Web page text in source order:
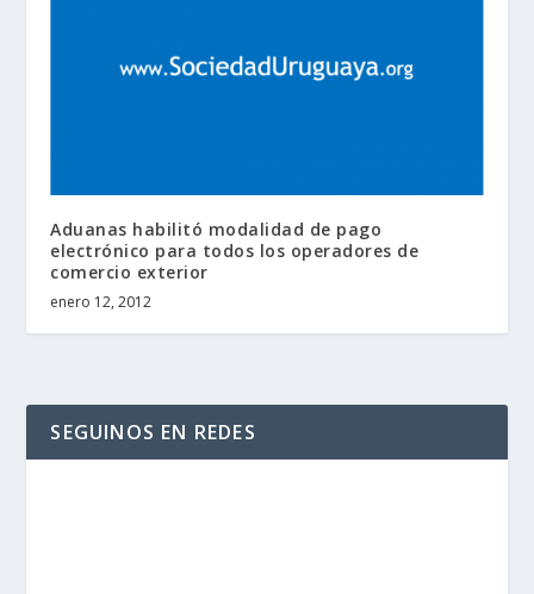
Aduanas habilitó modalidad de pago
electrónico para todos los operadores de
comercio exterior
enero 12, 2012
SEGUINOS EN REDES